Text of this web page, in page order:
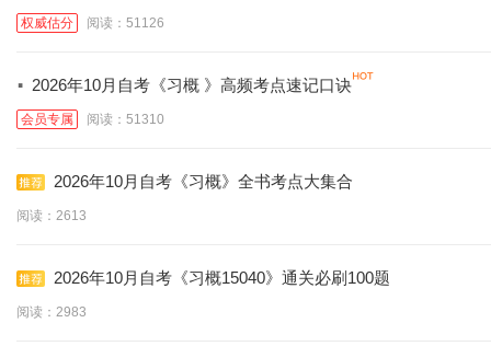
权威估分 阅读：51126
· 2026年10月自考《习概 》高频考点速记口诀
会员专属 阅读：51310
2026年10月自考《习概》全书考点大集合
阅读：2613
2026年10月自考《习概15040》通关必刷100题
阅读：2983